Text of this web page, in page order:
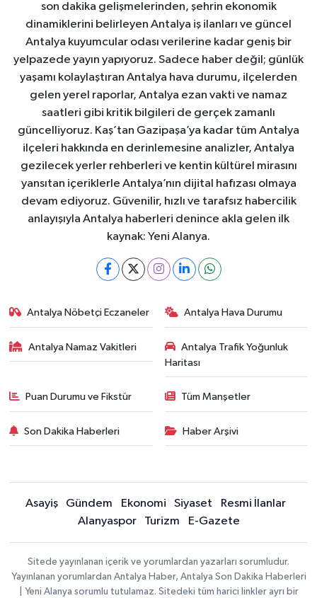
son dakika gelişmelerinden, şehrin ekonomik
dinamiklerini belirleyen Antalya iş ilanları ve güncel
Antalya kuyumcular odası verilerine kadar geniş bir
yelpazede yayın yapıyoruz. Sadece haber değil; günlük
yaşamı kolaylaştıran Antalya hava durumu, ilçelerden
gelen yerel raporlar, Antalya ezan vakti ve namaz
saatleri gibi kritik bilgileri de gerçek zamanlı
güncelliyoruz. Kaş’tan Gazipaşa’ya kadar tüm Antalya
ilçeleri hakkında en derinlemesine analizler, Antalya
gezilecek yerler rehberleri ve kentin kültürel mirasını
yansıtan içeriklerle Antalya’nın dijital hafızası olmaya
devam ediyoruz. Güvenilir, hızlı ve tarafsız habercilik
anlayışıyla Antalya haberleri denince akla gelen ilk
kaynak: Yeni Alanya.
Antalya Nöbetçi Eczaneler Antalya Hava Durumu
Antalya Namaz Vakitleri
Antalya Trafik Yoğunluk
Haritası
Puan Durumu ve Fikstür Tüm Manşetler
Son Dakika Haberleri Haber Arşivi
Asayiş Gündem Ekonomi Siyaset
Resmi İlanlar
Alanyaspor
Turizm E-Gazete
Sitede yayınlanan içerik ve yorumlardan yazarları sorumludur.
Yayınlanan yorumlardan Antalya Haber, Antalya Son Dakika Haberleri
| Yeni Alanya sorumlu tutulamaz. Sitedeki tüm harici linkler ayrı bir